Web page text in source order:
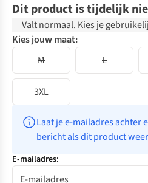
Dit product is tijdelijk
Valt normaal. Kies je
Kies jouw maat:
M
L
3XL
Laat je e-mailadres achter
bericht als dit product
E-mailadres: